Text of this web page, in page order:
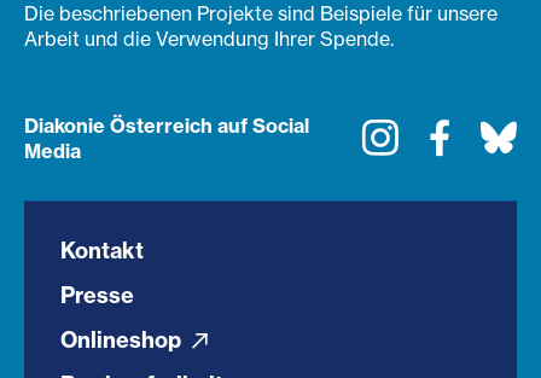
Die beschriebenen Projekte sind Beispiele für unsere
Arbeit und die Verwendung Ihrer Spende.
Diakonie Österreich auf Social
Media
Instagram
Kontakt
Presse
Onlineshop